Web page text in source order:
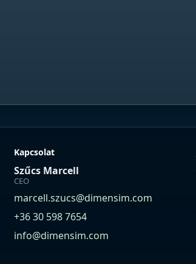
Kapcsolat
Szűcs Marcell
CEO
marcell.szucs@dimensim.com
+36 30 598 7654
info@dimensim.com